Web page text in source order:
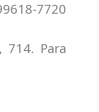
7720
714. Para